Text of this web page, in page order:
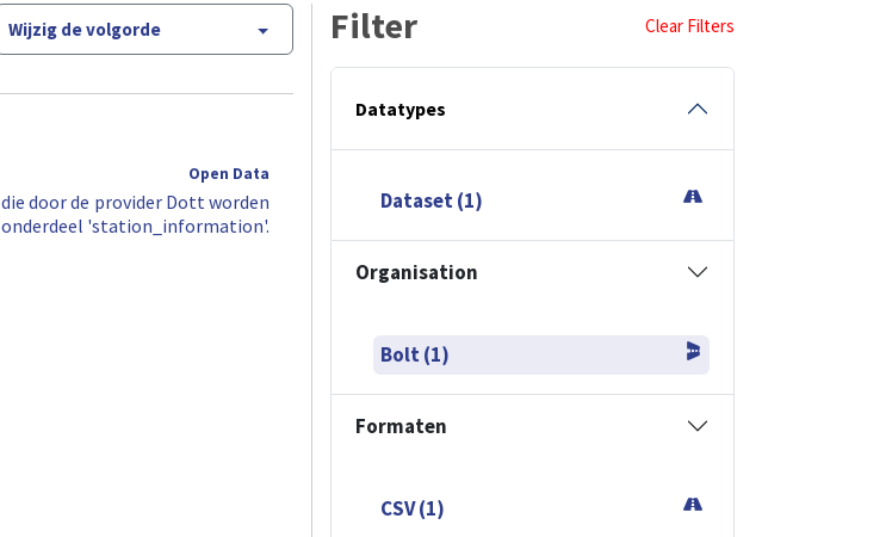
Wijzig de volgorde
Open Data
door de provider Dott worden
onderdeel 'station_information'.
Filter Clear Filters
Datatypes
Dataset (1)
Organisation
Bolt (1)
Formaten
CSV (1)